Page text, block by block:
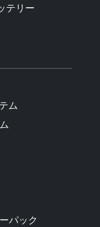
テリー
ム
パック